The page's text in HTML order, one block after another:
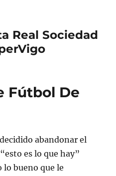
Real Sociedad
Fútbol De
abandonar el
es lo que hay”
lo bueno que le